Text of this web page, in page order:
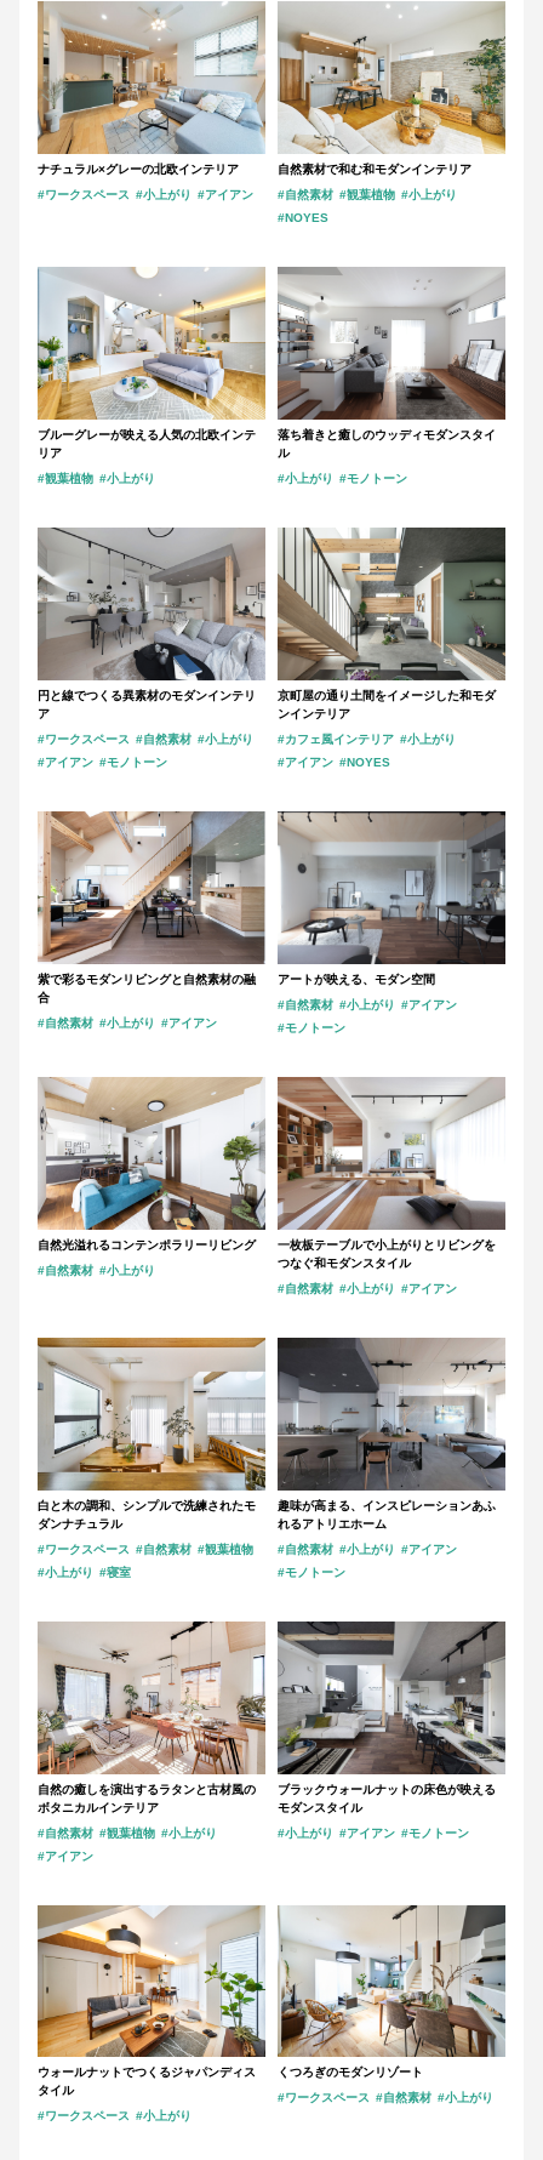
ナチュラル×グレーの北欧インテリア
#ワークスペース #小上がり #アイアン
自然素材で和む和モダンインテリア
#自然素材 #観葉植物 #小上がり
#NOYES
ブルーグレーが映える人気の北欧インテ
リア
#観葉植物 #小上がり
落ち着きと癒しのウッディモダンスタイ
ル
#小上がり
#モノトーン
円と線でつくる異素材のモダンインテリ
ア
#ワークスペース #自然素材 #小上がり
#アイアン #モノトーン
京町屋の通り土間をイメージした和モダ
ンインテリア
#カフェ風インテリア #小上がり
#アイアン #NOYES
紫で彩るモダンリビングと自然素材の融
合
#自然素材 #小上がり #アイアン
アートが映える、モダン空間
#自然素材 #小上がり
#アイアン
#モノトーン
自然光溢れるコンテンポラリーリビング
#自然素材 #小上がり
一枚板テーブルで小上がりとリビングを
つなぐ和モダンスタイル
#自然素材 #小上がり #アイアン
白と木の調和、シンプルで洗練されたモ
ダンナチュラル
#ワークスペース #自然素材 #観葉植物
#小上がり
#寝室
趣味が高まる、インスピレーションあふ
れるアトリエホーム
#自然素材 #小上がり
#アイアン
#モノトーン
自然の癒しを演出するラタンと古材風の
ボタニカルインテリア
#自然素材 #観葉植物 #小上がり
#アイアン
ブラックウォールナットの床色が映える
モダンスタイル
#小上がり
#アイアン #モノトーン
ウォールナットでつくるジャパンディス
タイル
#ワークスペース #小上がり
くつろぎのモダンリゾート
#ワークスペース #自然素材 #小上がり